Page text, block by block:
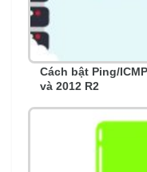
Cách bật Ping/
và 2012 R2